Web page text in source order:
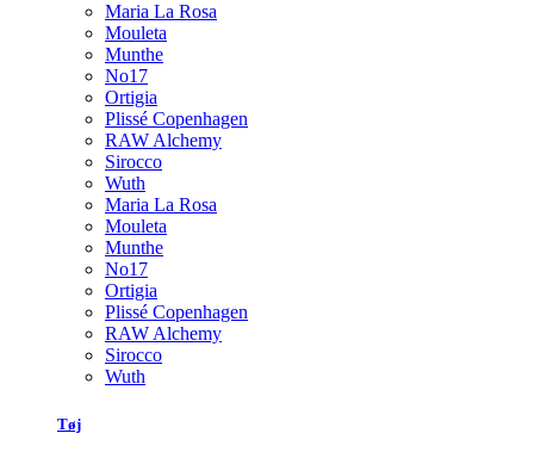
Maria La Rosa
Mouleta
Munthe
No17
Ortigia
Plissé Copenhagen
RAW Alchemy
Sirocco
Wuth
Maria La Rosa
Mouleta
Munthe
No17
Ortigia
Plissé Copenhagen
RAW Alchemy
Sirocco
Wuth
Tøj